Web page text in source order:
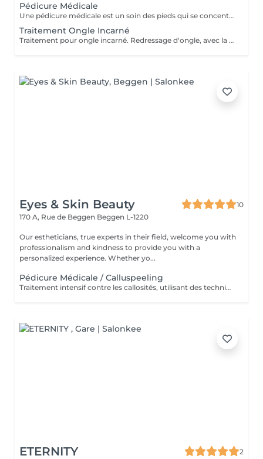
Pédicure Médicale
Une pédicure médicale est un soin des pieds qui se concentre sur les problèmes spécifiques des pieds: *Ongles incarnés *Ongles courbes *Callosités *Cors *Durillons *Oeil de perdrix *Corne *Mycoses *Pieds d'athlète
Traitement Ongle Incarné
Traitement pour ongle incarné. Redressage d'ongle, avec la pose d'un "spange".
Eyes & Skin Beauty
10
170 A, Rue de Beggen Beggen L-1220
Our estheticians, true experts in their field, welcome you with
professionalism and kindness to provide you with a
personalized experience. Whether yo...
Pédicure Médicale / Calluspeeling
Traitement intensif contre les callosités, utilisant des techniques médicales pour des pieds doux, lisses et parfaitement soignés.
ETERNITY
2